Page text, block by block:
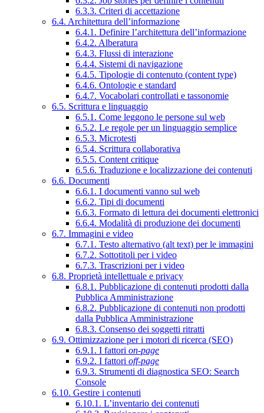
6.3.3. Criteri di accettazione
6.4. Architettura dell’informazione
6.4.1. Definire l’architettura dell’informazione
6.4.2. Alberatura
6.4.3. Flussi di interazione
6.4.4. Sistemi di navigazione
6.4.5. Tipologie di contenuto (content type)
6.4.6. Ontologie e standard
6.4.7. Vocabolari controllati e tassonomie
6.5. Scrittura e linguaggio
6.5.1. Come leggono le persone sul web
6.5.2. Le regole per un linguaggio semplice
6.5.3. Microtesti
6.5.4. Scrittura collaborativa
6.5.5. Content critique
6.5.6. Traduzione e localizzazione dei contenuti
6.6. Documenti
6.6.1. I documenti vanno sul web
6.6.2. Tipi di documenti
6.6.3. Formato di lettura dei documenti elettronici
6.6.4. Modalità di produzione dei documenti
6.7. Immagini e video
6.7.1. Testo alternativo (alt text) per le immagini
6.7.2. Sottotitoli per i video
6.7.3. Trascrizioni per i video
6.8. Proprietà intellettuale e privacy
6.8.1. Pubblicazione di contenuti prodotti dalla
Pubblica Amministrazione
6.8.2. Pubblicazione di contenuti non prodotti
dalla Pubblica Amministrazione
6.8.3. Consenso dei soggetti ritratti
6.9. Ottimizzazione per i motori di ricerca (SEO)
6.9.1. I fattori on-page
6.9.2. I fattori off-page
6.9.3. Strumenti di diagnostica SEO: Search
Console
6.10. Gestire i contenuti
6.10.1. L’inventario dei contenuti